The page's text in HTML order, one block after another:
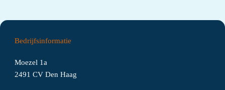
Bedrijfsinformatie
Moezel 1a
2491 CV Den Haag